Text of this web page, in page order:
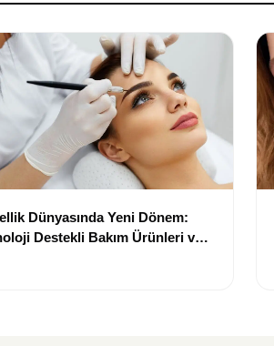
Dünyasında Yeni Dönem:
Destekli Bakım Ürünleri ve